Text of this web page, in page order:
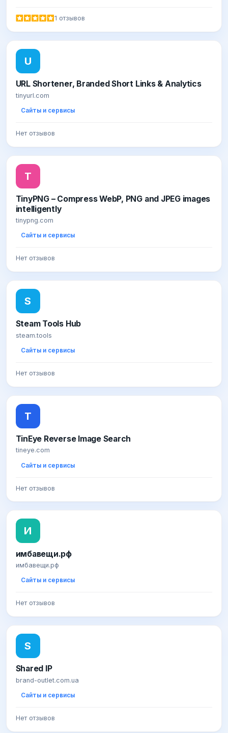
1 отзывов
U
URL Shortener, Branded Short Links & Analytics
tinyurl.com
Сайты и сервисы
Нет отзывов
T
TinyPNG – Compress WebP, PNG and JPEG images
intelligently
tinypng.com
Сайты и сервисы
Нет отзывов
S
Steam Tools Hub
steam.tools
Сайты и сервисы
Нет отзывов
T
TinEye Reverse Image Search
tineye.com
Сайты и сервисы
Нет отзывов
И
имбавещи.рф
имбавещи.рф
Сайты и сервисы
Нет отзывов
S
Shared IP
brand-outlet.com.ua
Сайты и сервисы
Нет отзывов